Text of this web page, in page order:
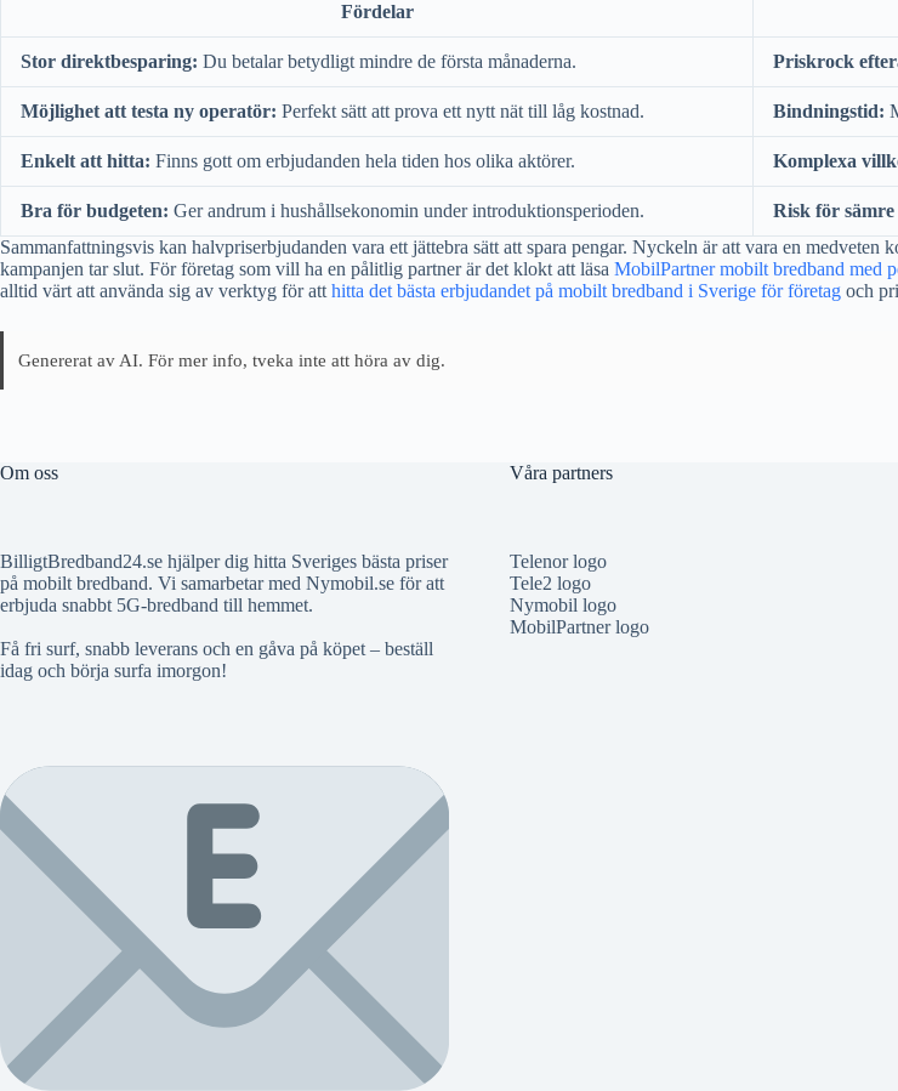
Fördelar
Stor direktbesparing: Du betalar betydligt mindre de första månaderna. Priskrock
Möjlighet att testa ny operatör: Perfekt sätt att prova ett nytt nät till låg kostnad. Bindningstid:
Enkelt att hitta: Finns gott om erbjudanden hela tiden hos olika aktörer. Komplexa
Bra för budgeten: Ger andrum i hushållsekonomin under introduktionsperioden. Risk för sämre
Sammanfattningsvis kan halvpriserbjudanden vara ett jättebra sätt att spara pengar. Nyckeln är att vara en
kampanjen tar slut. För företag som vill ha en pålitlig partner är det klokt att läsa MobilPartner mobilt bredband med
alltid värt att använda sig av verktyg för att hitta det bästa erbjudandet på mobilt bredband i Sverige för företag och
Genererat av AI. För mer info, tveka inte att höra av dig.
Om oss
BilligtBredband24.se hjälper dig hitta Sveriges bästa priser
på mobilt bredband. Vi samarbetar med Nymobil.se för att
erbjuda snabbt 5G-bredband till hemmet.
Få fri surf, snabb leverans och en gåva på köpet – beställ
idag och börja surfa imorgon!
Våra partners
Telenor logo
Tele2 logo
Nymobil logo
MobilPartner logo